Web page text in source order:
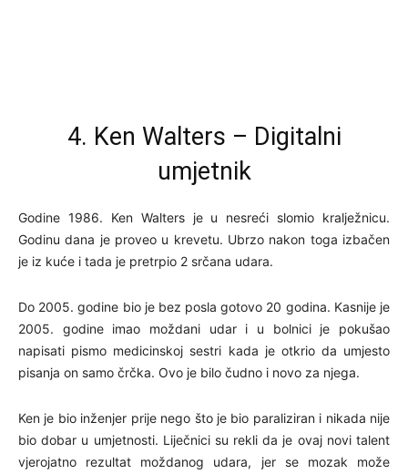
4. Ken Walters – Digitalni
umjetnik
Godine 1986. Ken Walters je u nesreći slomio kralježnicu.
Godinu dana je proveo u krevetu. Ubrzo nakon toga izbačen
je iz kuće i tada je pretrpio 2 srčana udara.
Do 2005. godine bio je bez posla gotovo 20 godina. Kasnije je
2005. godine imao moždani udar i u bolnici je pokušao
napisati pismo medicinskoj sestri kada je otkrio da umjesto
pisanja on samo črčka. Ovo je bilo čudno i novo za njega.
Ken je bio inženjer prije nego što je bio paraliziran i nikada nije
bio dobar u umjetnosti. Liječnici su rekli da je ovaj novi talent
vjerojatno rezultat moždanog udara, jer se mozak može